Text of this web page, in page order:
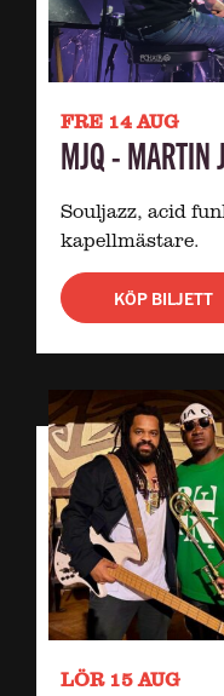
FRE 14 AUG
MJQ - MARTIN
Souljazz, acid
kapellmästare.
KÖP BILJETT
LÖR 15 AUG